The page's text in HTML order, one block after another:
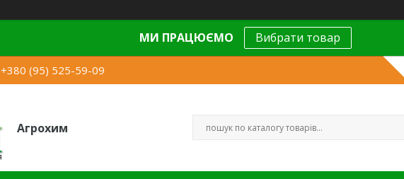
МИ ПРАЦЮЄМО Вибрати товар
+380 (95) 525-59-09
Агрохим